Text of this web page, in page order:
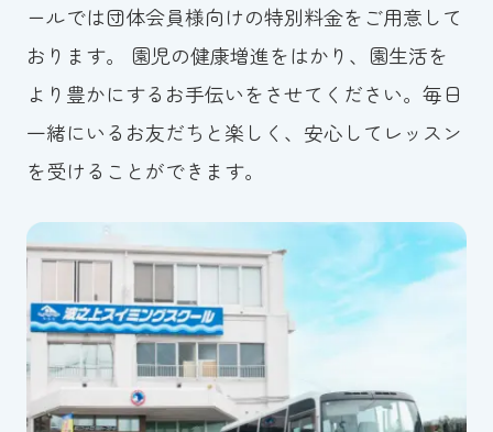
ールでは団体会員様向けの特別料金をご用意して
おります。 園児の健康増進をはかり、園生活を
より豊かにするお手伝いをさせてください。毎日
一緒にいるお友だちと楽しく、安心してレッスン
を受けることができます。